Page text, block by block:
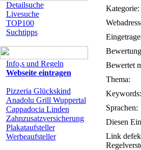
Detailsuche
Livesuche
TOP100
Suchtipps
Info,s und Regeln
Webseite eintragen
Pizzeria Glückskind
Anadolu Grill Wuppertal
Cappadocia Linden
Zahnzusatzversicherung
Plakataufsteller
Werbeaufsteller
Kategorie:
Bewertet
Thema:
Keywords:
Sprachen:
Diesen
Link